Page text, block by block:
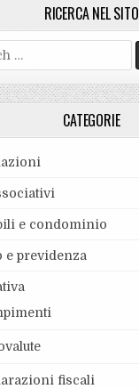
RICERCA NEL SITO
CATEGORIE
e condominio
e previdenza
fiscali